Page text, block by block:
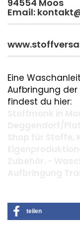
94554 Moos
Email:
Eine
Aufbringung
findest du hier:
teilen